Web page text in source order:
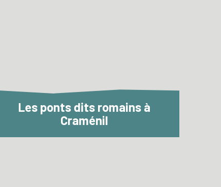
Les ponts dits romains à
Craménil